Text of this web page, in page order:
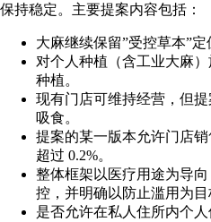
保持稳定。主要提案内容包括：
大麻继续保留”受控草本”
对个人种植（含工业大麻
种植。
现有门店可维持经营，但
吸食。
提案的某一版本允许门店
超过 0.2%。
整体框架以医疗用途为导
控，并明确以防止滥用为目
是否允许在私人住所内个